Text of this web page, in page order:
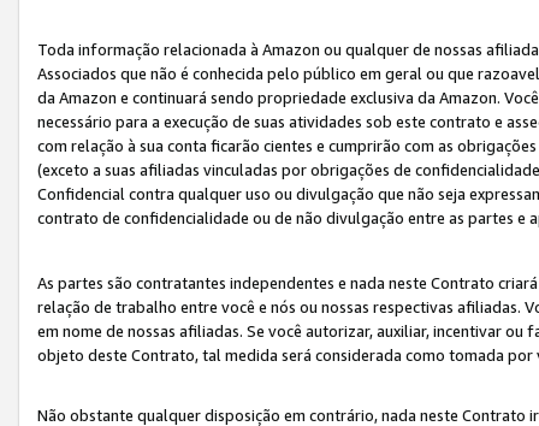
Toda informação relacionada à Amazon ou qualquer de nossas
Associados que não é conhecida pelo público em geral ou que
da Amazon e continuará sendo propriedade exclusiva da Amazon.
necessário para a execução de suas atividades sob este contrato e
com relação à sua conta ficarão cientes e cumprirão com as
(exceto a suas afiliadas vinculadas por obrigações de
Confidencial contra qualquer uso ou divulgação que não seja
contrato de confidencialidade ou de não divulgação entre as partes e
As partes são contratantes independentes e nada neste Contrato
relação de trabalho entre você e nós ou nossas respectivas afiliadas.
em nome de nossas afiliadas. Se você autorizar, auxiliar, incentivar
objeto deste Contrato, tal medida será considerada como tomada por
Não obstante qualquer disposição em contrário, nada neste